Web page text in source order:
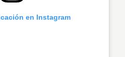
en Instagram